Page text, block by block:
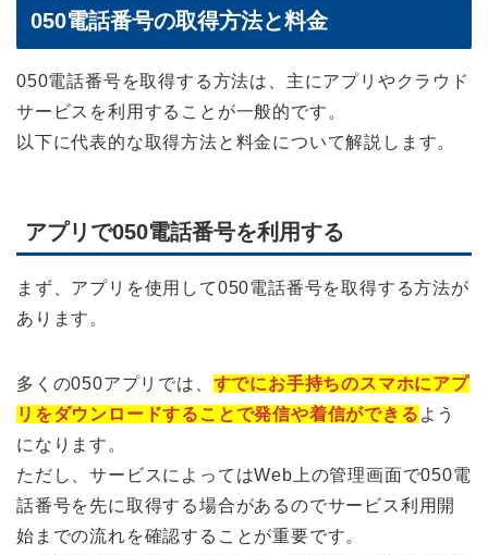
050電話番号の取得方法と料金
050電話番号を取得する方法は、主にアプリやクラウド
サービスを利用することが一般的です。
以下に代表的な取得方法と料金について解説します。
アプリで050電話番号を利用する
まず、アプリを使用して050電話番号を取得する方法が
あります。
多くの050アプリでは、 すでにお手持ちのスマホにアプ
リをダウンロードすることで発信や着信ができる よう
になります。
ただし、サービスによってはWeb上の管理画面で050電
話番号を先に取得する場合があるのでサービス利用開
始までの流れを確認することが重要です。